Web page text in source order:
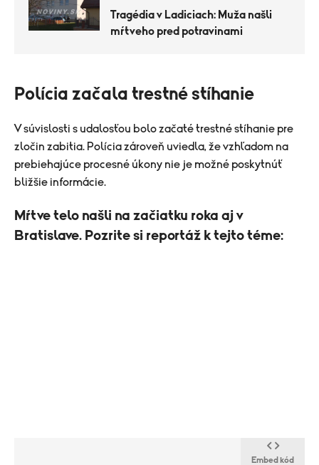
Tragédia v Ladiciach: Muža našli
mŕtveho pred potravinami
Polícia začala trestné stíhanie
V súvislosti s udalosťou bolo začaté trestné stíhanie pre
zločin zabitia. Polícia zároveň uviedla, že vzhľadom na
prebiehajúce procesné úkony nie je možné poskytnúť
bližšie informácie.
Mŕtve telo našli na začiatku roka aj v
Bratislave. Pozrite si reportáž k tejto téme:
Embed kód